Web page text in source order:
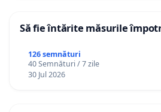
Să fie întărite măsurile
126 semnături
40 Semnături / 7 zile
30 Jul 2026